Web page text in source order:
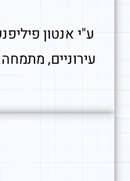
ע"י אנטון
עירוניים,